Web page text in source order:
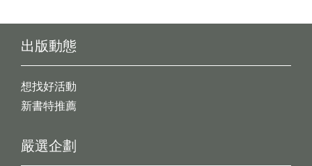
出版動態
想找好活動
新書特推薦
嚴選企劃